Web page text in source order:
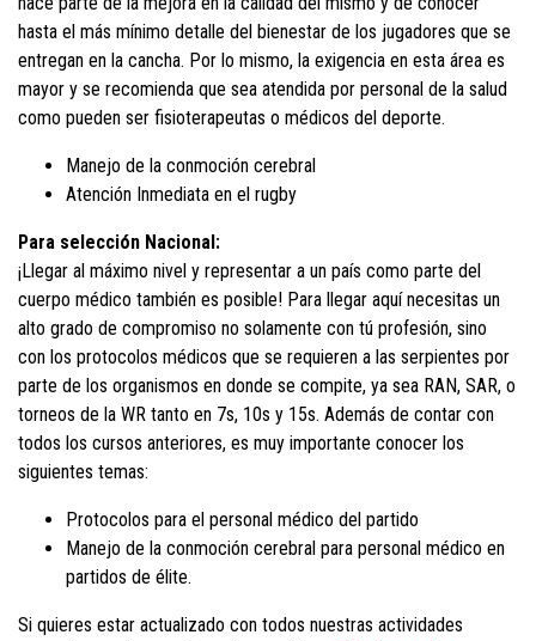
hasta el más mínimo detalle del bienestar de los jugadores que se
entregan en la cancha. Por lo mismo, la exigencia en esta área es
mayor y se recomienda que sea atendida por personal de la salud
como pueden ser fisioterapeutas o médicos del deporte.
Manejo de la conmoción cerebral
Atención Inmediata en el rugby
Para selección Nacional:
¡Llegar al máximo nivel y representar a un país como parte del
cuerpo médico también es posible! Para llegar aquí necesitas un
alto grado de compromiso no solamente con tú profesión, sino
con los protocolos médicos que se requieren a las serpientes por
parte de los organismos en donde se compite, ya sea RAN, SAR, o
torneos de la WR tanto en 7s, 10s y 15s. Además de contar con
todos los cursos anteriores, es muy importante conocer los
siguientes temas:
Protocolos para el personal médico del partido
Manejo de la conmoción cerebral para personal médico en
partidos de élite.
Si quieres estar actualizado con todos nuestras actividades